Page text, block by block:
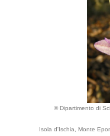
© Dipartimento di
Isola d'Ischia, Monte